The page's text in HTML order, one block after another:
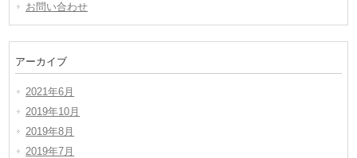
お問い合わせ
アーカイブ
2021年6月
2019年10月
2019年8月
2019年7月